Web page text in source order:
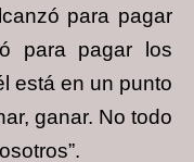
para pagar
para pagar los
está en un punto
ganar. No todo